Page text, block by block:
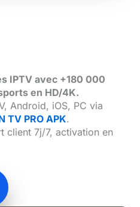
IPTV avec +180 000
en HD/4K.
Android, iOS, PC via
TV PRO APK.
client 7j/7, activation en